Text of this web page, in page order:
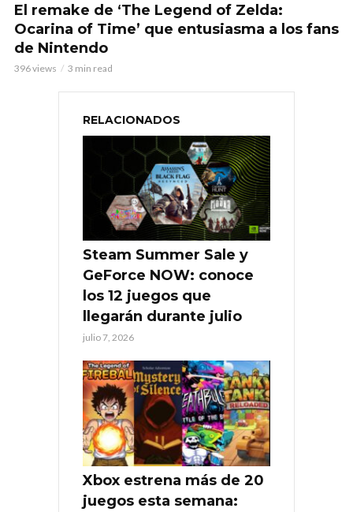
El remake de ‘The Legend of Zelda:
Ocarina of Time’ que entusiasma a los fans
de Nintendo
396 views 3 min read
RELACIONADOS
Steam Summer Sale y
GeForce NOW: conoce
los 12 juegos que
llegarán durante julio
julio 7, 2026
Xbox estrena más de 20
juegos esta semana: